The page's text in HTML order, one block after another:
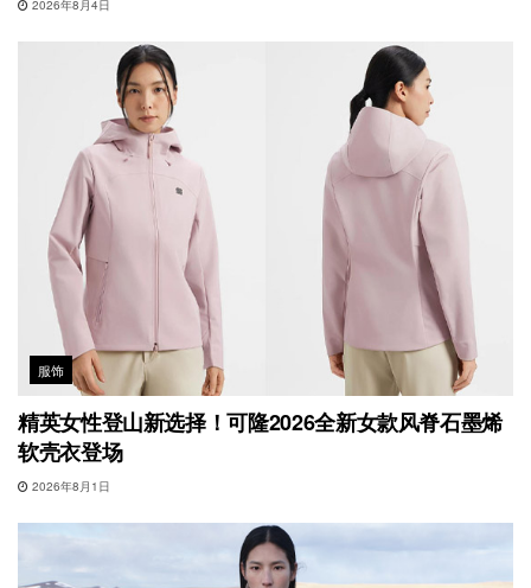
2026年8月4日
服饰
精英女性登山新选择！可隆2026全新女款风脊石墨烯
软壳衣登场
2026年8月1日